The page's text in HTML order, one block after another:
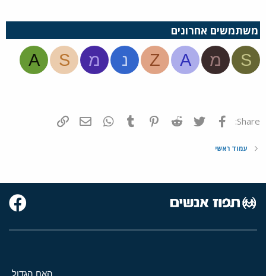
משתמשים אחרונים
S מ A
Z נ מ S
A
Share: פייסבוק Twitter
Reddit
Pinterest
Tumblr
WhatsAppדואר אלקטרוני
עמוד ראשי
האח הגדול